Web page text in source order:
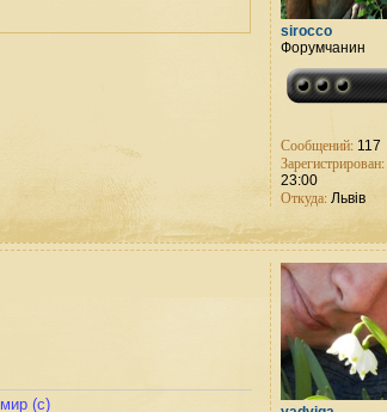
sirocco
Форумчанин
Сообщений: 117
Зарегистрирован:
23:00
Откуда: Львів
(с)